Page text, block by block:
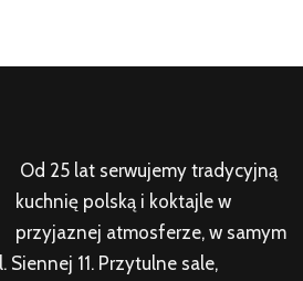
Od 25 lat serwujemy tradycyjną
kuchnię polską i koktajle w
przyjaznej atmosferze, w samym
Siennej 11. Przytulne sale,